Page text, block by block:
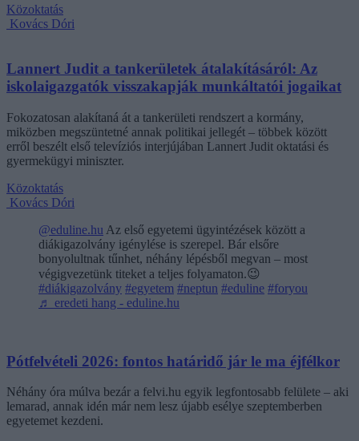
Közoktatás
Kovács Dóri
Lannert Judit a tankerületek átalakításáról: Az
iskolaigazgatók visszakapják munkáltatói jogaikat
Fokozatosan alakítaná át a tankerületi rendszert a kormány,
miközben megszüntetné annak politikai jellegét – többek között
erről beszélt első televíziós interjújában Lannert Judit oktatási és
gyermekügyi miniszter.
Közoktatás
Kovács Dóri
@eduline.hu Az első egyetemi ügyintézések között a
diákigazolvány igénylése is szerepel. Bár elsőre
bonyolultnak tűnhet, néhány lépésből megvan – most
végigvezetünk titeket a teljes folyamaton.😉
#diákigazolvány #egyetem #neptun #eduline #foryou
♬ eredeti hang - eduline.hu
Pótfelvételi 2026: fontos határidő jár le ma éjfélkor
Néhány óra múlva bezár a felvi.hu egyik legfontosabb felülete – aki
lemarad, annak idén már nem lesz újabb esélye szeptemberben
egyetemet kezdeni.